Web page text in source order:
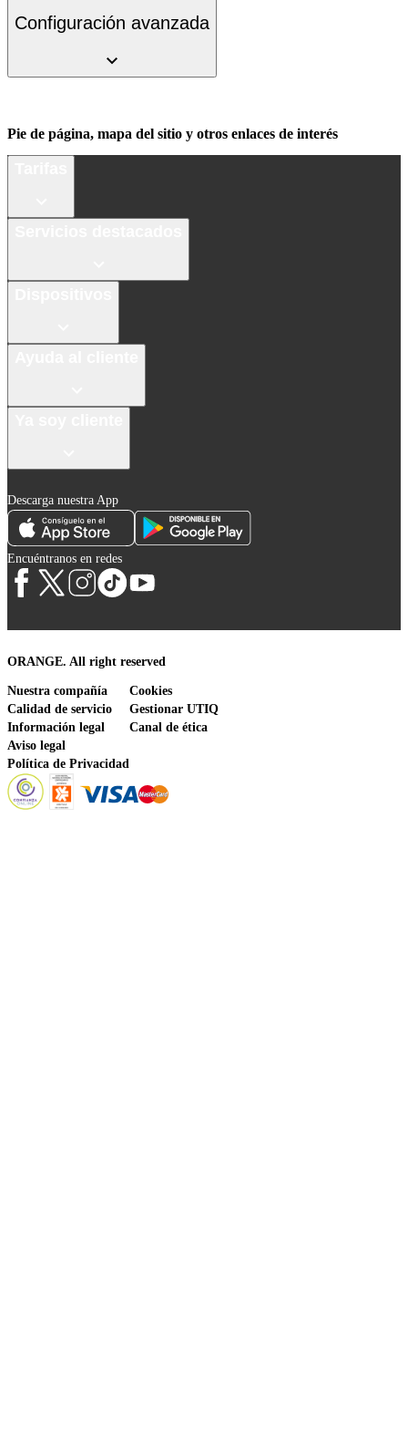
Configuración avanzada
Pie de página, mapa del sitio y otros enlaces de interés
Descarga nuestra App
Encuéntranos en redes
ORANGE. All right reserved
Nuestra compañía
Calidad de servicio
Información legal
Aviso legal
Política de Privacidad
Cookies
Gestionar UTIQ
Canal de ética